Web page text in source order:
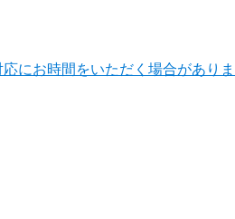
にお時間をいただく場合がありま